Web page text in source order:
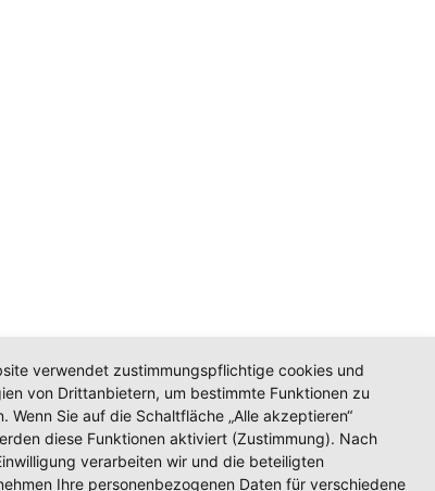
verwendet zustimmungspflichtige cookies und
von Drittanbietern, um bestimmte Funktionen zu
Wenn Sie auf die Schaltfläche „Alle akzeptieren“
diese Funktionen aktiviert (Zustimmung). Nach
verarbeiten wir und die beteiligten
Ihre personenbezogenen Daten für verschiedene